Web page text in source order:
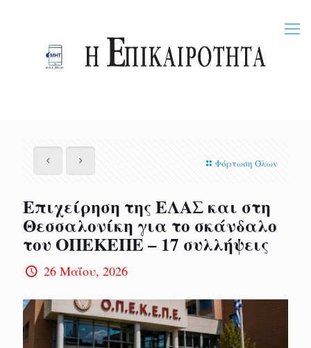
Φόρτωση Όλων
Επιχείρηση της ΕΛΑΣ και στη
Θεσσαλονίκη για το σκάνδαλο
του ΟΠΕΚΕΠΕ – 17 συλλήψεις
26 Μαΐου, 2026